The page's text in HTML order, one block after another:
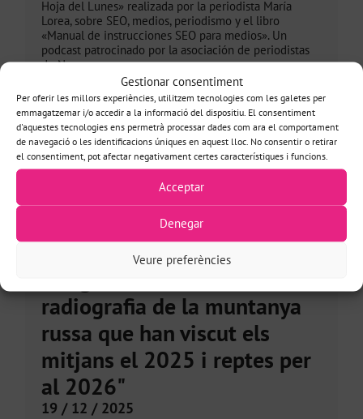
Gestionar consentiment
Per oferir les millors experiències, utilitzem tecnologies com les galetes per
emmagatzemar i/o accedir a la informació del dispositiu. El consentiment
d'aquestes tecnologies ens permetrà processar dades com ara el comportament
de navegació o les identificacions úniques en aquest lloc. No consentir o retirar
el consentiment, pot afectar negativament certes característiques i funcions.
Acceptar
Denegar
Veure preferències
Hoja del Lunes» realizada por la periodista María
Lorea, sobre SEO, medios, periodismo y el libro
«Manual de instrucciones SEO para medios». Un
podcast patrocinado por la asociación de periodistas
de Navarra.
Veure més
ARTICLE
Article a Cuadernos de
Periodistas: "De les AI
Overviews a la caiguda de
radiografia de la muntanya
russa que han viscut els
mitjans el 2025 i reptes per
al 2026"
19 / 12 / 2025